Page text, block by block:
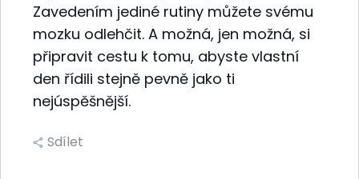
Zavedením jediné rutiny můžete svému
mozku odlehčit. A možná, jen možná, si
připravit cestu k tomu, abyste vlastní
den řídili stejně pevně jako ti
nejúspěšnější.
Sdílet